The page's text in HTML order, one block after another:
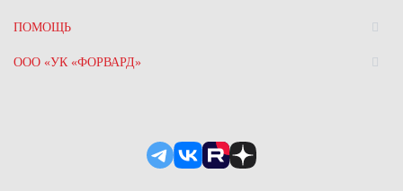
ПОМОЩЬ
ООО «УК «ФОРВАРД»